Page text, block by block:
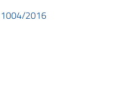
1004/2016